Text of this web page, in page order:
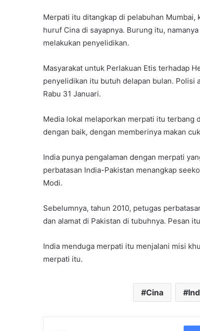
Merpati itu ditangkap di pelabuhan
huruf Cina di sayapnya. Burung itu,
melakukan penyelidikan.
Masyarakat untuk Perlakuan Etis terhadap
penyelidikan itu butuh delapan bulan. Polisi
Rabu 31 Januari.
Media lokal melaporkan merpati itu terbang
dengan baik, dengan memberinya makan
India punya pengalaman dengan merpati
perbatasan India-Pakistan menangkap
Modi.
Sebelumnya, tahun 2010, petugas
dan alamat di Pakistan di tubuhnya. Pesan
India menduga merpati itu menjalani misi
merpati itu.
Cina